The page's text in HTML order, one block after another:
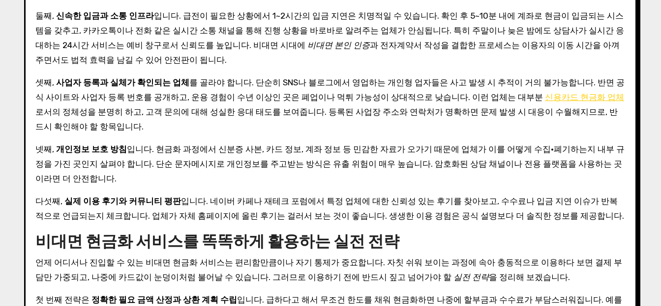
둘째, 신속한 입금과 소통 인프라입니다. 급전이 필요한 상황에서 1~2시간의 입금 지연은 치명적일 수 있습니다. 확인 후 5~10분 내에 계좌로 현금이 입금되는 시스
템을 갖추고, 카카오톡이나 전화 같은 실시간 소통 채널을 통해 진행 상황을 바로바로 알려주는 업체가 안심됩니다. 특히 주말이나 늦은 밤에도 상담사가 실시간 응
대하는 24시간 서비스는 예비 창구로서 신뢰도를 높입니다. 비대면 시대에 비대면 본인 인증과 전자계약서 작성을 결합한 프로세스는 이용자의 이동 시간을 아껴
주면서도 법적 효력을 남길 수 있어 안전판이 됩니다.
셋째, 사업자 등록과 실체가 확인되는 업체 를 골라야 합니다. 단순히 SNS나 블로그에서 영업하는 개인형 업자들은 사고 발생 시 추적이 거의 불가능합니다. 반면 공
식 사이트와 사업자 등록 번호를 공개하고, 운용 경험이 수년 이상인 곳은 폐업이나 먹튀 가능성이 상대적으로 낮습니다. 이런 업체는 대부분 신용카드 현금화 업체
로서의 정체성을 분명히 하고, 고객 문의에 대해 성실한 응대 태도를 보여줍니다. 등록된 사업장 주소와 연락처가 명확하면 문제 발생 시 대응이 수월해지므로, 반
드시 확인해야 할 항목입니다.
넷째, 개인정보 보호 방침입니다. 현금화 과정에서 신분증 사본, 카드 정보, 계좌 정보 등 민감한 자료가 오가기 때문에 업체가 이를 어떻게 수집·폐기하는지 내부 규
정을 가진 곳인지 살펴야 합니다. 단순 문자메시지로 개인정보를 주고받는 방식은 유출 위험이 매우 높습니다. 암호화된 상담 채널이나 전용 플랫폼을 사용하는 곳
이라면 더 안전합니다.
다섯째, 실제 이용 후기와 커뮤니티 평판입니다. 네이버 카페나 재테크 포럼에서 특정 업체에 대한 신뢰성 있는 후기를 찾아보고, 수수료나 입금 지연 이슈가 반복
적으로 언급되는지 체크합니다. 업체가 자체 홈페이지에 올린 후기는 걸러서 보는 것이 좋습니다. 생생한 이용 경험은 공식 설명보다 더 솔직한 정보를 제공합니다.
비대면 현금화 서비스를 똑똑하게 활용하는 실전 전략
언제 어디서나 진입할 수 있는 비대면 현금화 서비스는 편리함만큼이나 자기 통제가 중요합니다. 자칫 쉬워 보이는 과정에 속아 충동적으로 이용하다 보면 결제 부
담만 가중되고, 나중에 카드값이 눈덩이처럼 불어날 수 있습니다. 그러므로 이용하기 전에 반드시 짚고 넘어가야 할 실전 전략을 정리해 보겠습니다.
첫 번째 전략은 정확한 필요 금액 산정과 상환 계획 수립입니다. 급하다고 해서 무조건 한도를 채워 현금화하면 나중에 할부금과 수수료가 부담스러워집니다. 예를